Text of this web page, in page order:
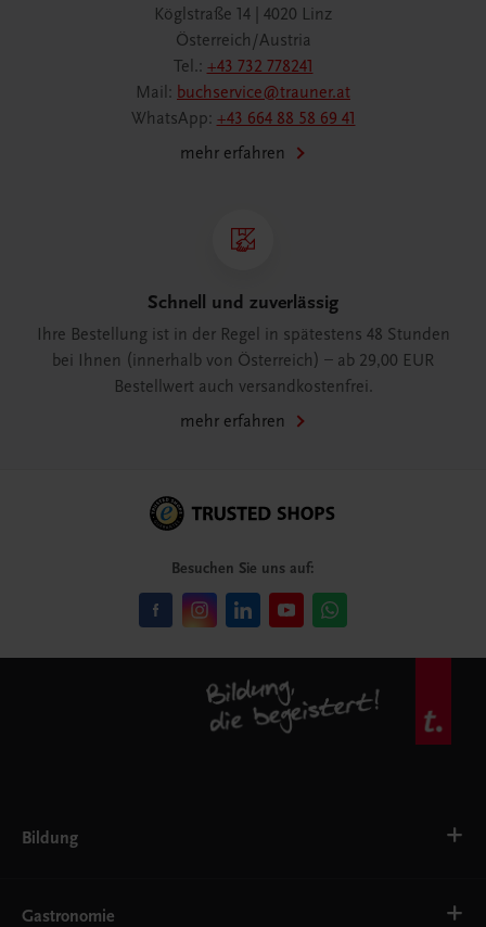
Köglstraße 14 | 4020 Linz
Österreich/Austria
Tel.: +43 732 778241
Mail: buchservice@trauner.at
WhatsApp: +43 664 88 58 69 41
mehr erfahren
Schnell und zuverlässig
Ihre Bestellung ist in der Regel in spätestens 48 Stunden
bei Ihnen (innerhalb von Österreich) – ab 29,00 EUR
Bestellwert auch versandkostenfrei.
mehr erfahren
Besuchen Sie uns auf:
Bildung
AHS
Gastronomie